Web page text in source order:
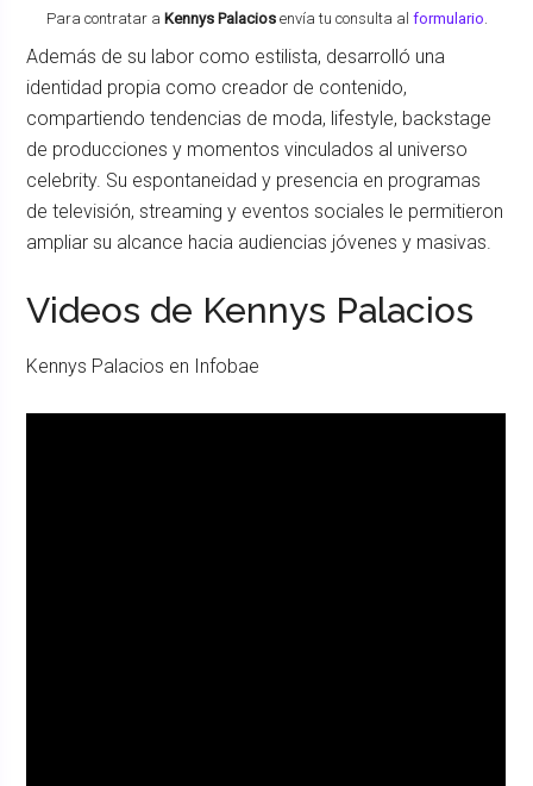
Para contratar a Kennys Palaciosenvía tu consulta al formulario.
Además de su labor como estilista, desarrolló una
identidad propia como creador de contenido,
compartiendo tendencias de moda, lifestyle, backstage
de producciones y momentos vinculados al universo
celebrity. Su espontaneidad y presencia en programas
de televisión, streaming y eventos sociales le permitieron
ampliar su alcance hacia audiencias jóvenes y masivas.
Videos de Kennys Palacios
Kennys Palacios en Infobae